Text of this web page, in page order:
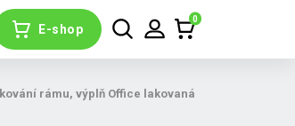
E-shop
0
rámu, výplň Office lakovaná